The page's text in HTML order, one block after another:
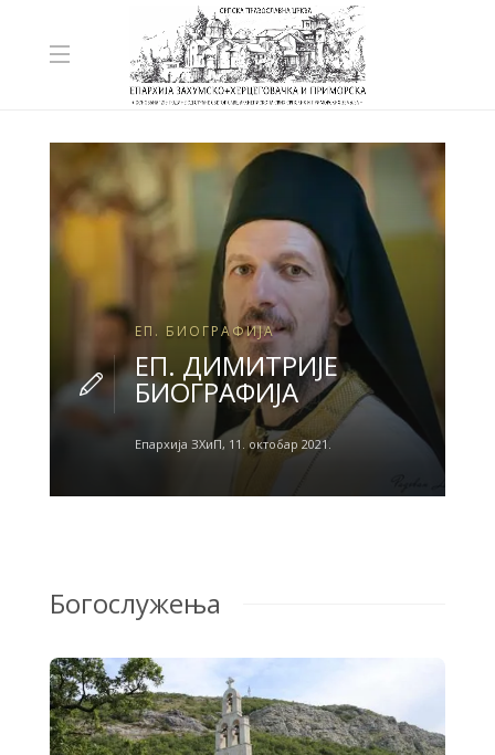
ЕП. БИОГРАФИЈА
ЕП. ДИМИТРИЈЕ
БИОГРАФИЈА
Епархија ЗХиП, 11. октобар 2021.
Богослужења